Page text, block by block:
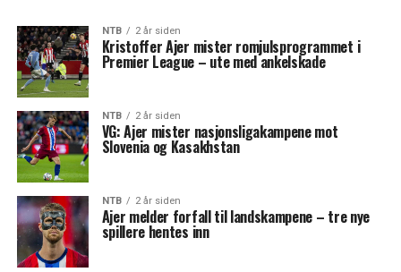
NTB 2 år siden
Kristoffer Ajer mister romjulsprogrammet i
Premier League – ute med ankelskade
NTB 2 år siden
VG: Ajer mister nasjonsligakampene mot
Slovenia og Kasakhstan
NTB 2 år siden
Ajer melder forfall til landskampene – tre nye
spillere hentes inn